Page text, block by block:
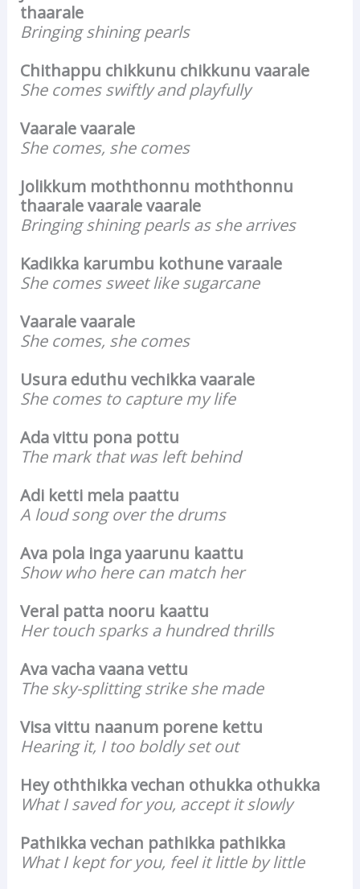
thaarale
Bringing shining pearls
Chithappu chikkunu chikkunu vaarale
She comes swiftly and playfully
Vaarale vaarale
She comes, she comes
Jolikkum moththonnu moththonnu
thaarale vaarale vaarale
Bringing shining pearls as she arrives
Kadikka karumbu kothune varaale
She comes sweet like sugarcane
Vaarale vaarale
She comes, she comes
Usura eduthu vechikka vaarale
She comes to capture my life
Ada vittu pona pottu
The mark that was left behind
Adi ketti mela paattu
A loud song over the drums
Ava pola inga yaarunu kaattu
Show who here can match her
Veral patta nooru kaattu
Her touch sparks a hundred thrills
Ava vacha vaana vettu
The sky-splitting strike she made
Visa vittu naanum porene kettu
Hearing it, I too boldly set out
Hey oththikka vechan othukka othukka
What I saved for you, accept it slowly
Pathikka vechan pathikka pathikka
What I kept for you, feel it little by little